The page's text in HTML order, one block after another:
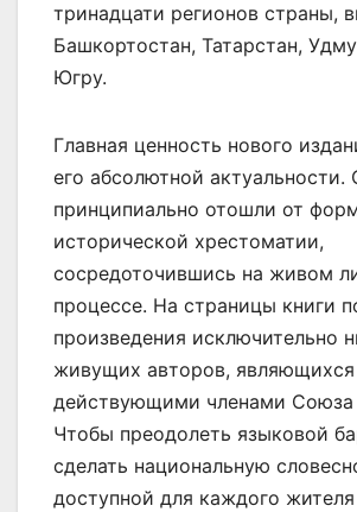
тринадцати регионов страны,
Башкортостан, Татарстан,
Югру.
Главная ценность нового
его абсолютной актуальности.
принципиально отошли от
исторической хрестоматии,
сосредоточившись на живом
процессе. На страницы книги
произведения исключительно
живущих авторов, являющихся
действующими членами Союза
Чтобы преодолеть языковой
сделать национальную
доступной для каждого